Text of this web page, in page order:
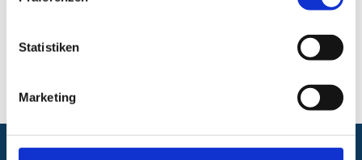
Statistiken
Marketing